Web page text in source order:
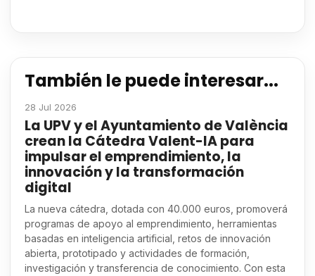
También le puede interesar...
28 Jul 2026
La UPV y el Ayuntamiento de València
crean la Cátedra Valent-IA para
impulsar el emprendimiento, la
innovación y la transformación
digital
La nueva cátedra, dotada con 40.000 euros, promoverá
programas de apoyo al emprendimiento, herramientas
basadas en inteligencia artificial, retos de innovación
abierta, prototipado y actividades de formación,
investigación y transferencia de conocimiento. Con esta